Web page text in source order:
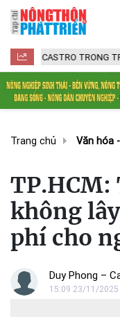
TRONG TRÁI TIM
Trang chủ Văn hóa
TP.HCM:
không
phí cho
Duy Phong –
15:09 23/11/2025